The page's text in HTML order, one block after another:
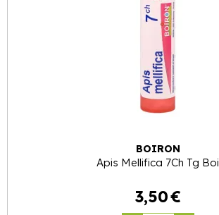
BOIRON
Apis Mellifica 7Ch Tg Boi
3,50€